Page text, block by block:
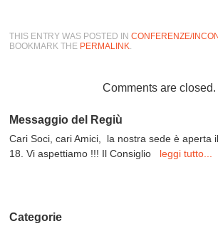
THIS ENTRY WAS POSTED INCONFERENZE/
BOOKMARK THE PERMALINK.
Comments are closed.
Messaggio del Regiù
Cari Soci, cari Amici, la nostra sede è aperta
18. Vi aspettiamo !!! Il Consiglio leggi tutto...
Categorie